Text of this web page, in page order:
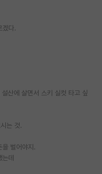
겠다.
산에 살면서 스키 실컷 타고 싶
는 것.
을 벌어야지.
데